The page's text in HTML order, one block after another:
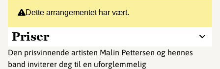
Dette arrangementet har vært.
Priser
Den prisvinnende artisten Malin Pettersen og hennes
band inviterer deg til en uforglemmelig